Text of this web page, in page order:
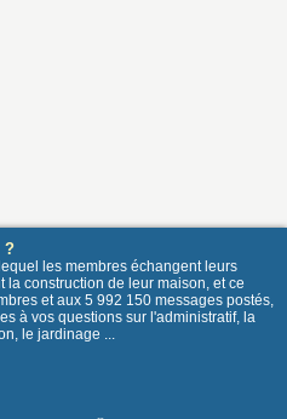
?
les membres échangent leurs
construction de leur maison, et ce
et aux 5 992 150 messages postés,
à vos questions sur l'administratif, la
le jardinage ...